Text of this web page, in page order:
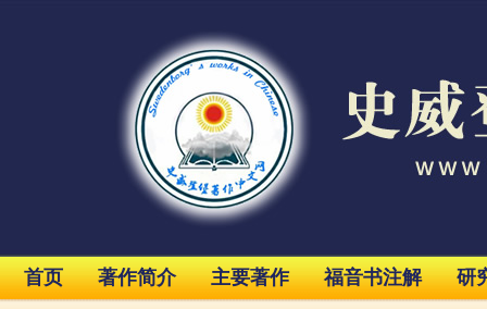
首页 著作简介 主要著作 福音书注解 研